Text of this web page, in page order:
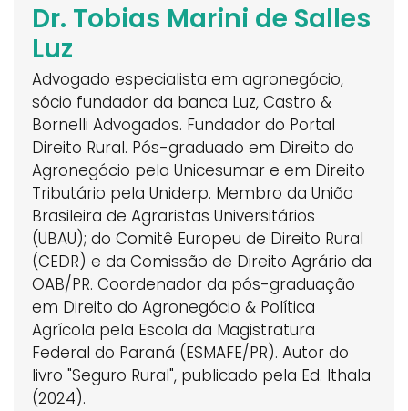
Dr. Tobias Marini de Salles
Luz
Advogado especialista em agronegócio,
sócio fundador da banca Luz, Castro &
Bornelli Advogados. Fundador do Portal
Direito Rural. Pós-graduado em Direito do
Agronegócio pela Unicesumar e em Direito
Tributário pela Uniderp. Membro da União
Brasileira de Agraristas Universitários
(UBAU); do Comitê Europeu de Direito Rural
(CEDR) e da Comissão de Direito Agrário da
OAB/PR. Coordenador da pós-graduação
em Direito do Agronegócio & Política
Agrícola pela Escola da Magistratura
Federal do Paraná (ESMAFE/PR). Autor do
livro "Seguro Rural", publicado pela Ed. Ithala
(2024).